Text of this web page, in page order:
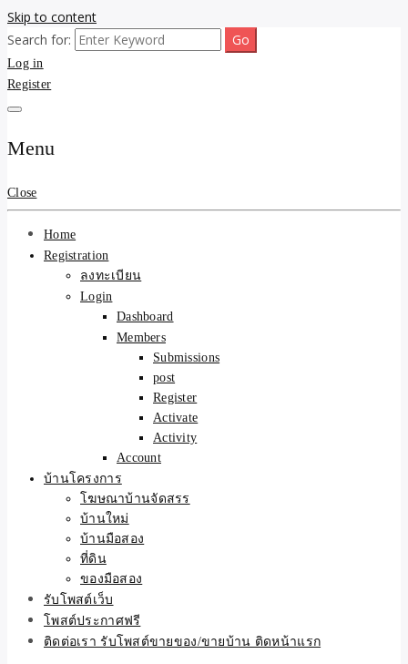
Skip to content
รับจ้างโพสต์ขายบ้าน ขาย
ของ ติดหน้าแรก Google Ai
Search ราคาถูกที่สุด! เน้น
ความคุ้มค่า "ถูกและดีมีอยู่
จริง" (เหมาะกับพ่อค้า
แม่ค้า) บริการโพสต์เว็บ
บอร์ด SEO การันตีงานดี
100% ✨
ขายบ้านไม่ออก ขายสินค้าไม่ได้ บอกเรา! รับจ้างลงโพสต์อสังหาฯ รับโพส
เว็บบอร์ดSEO ดันติดหน้าแรก Google AI ชัวร์ 🎯 … ให้เราจัดการให้! ด้วย
ระบบ AI Search & SEO ที่แม่นยำที่สุด
Search for:
Log in
Register
Menu
Close
Home
Registration
ลงทะเบียน
Login
Dashboard
Members
Submissions
post
Register
Activate
Activity
Account
บ้านโครงการ
โฆษณาบ้านจัดสรร
บ้านใหม่
บ้านมือสอง
ที่ดิน
ของมือสอง
รับโพสต์เว็บ
โพสต์ประกาศฟรี
ติดต่อเรา รับโพสต์ขายของ/ขายบ้าน ติดหน้าแรก